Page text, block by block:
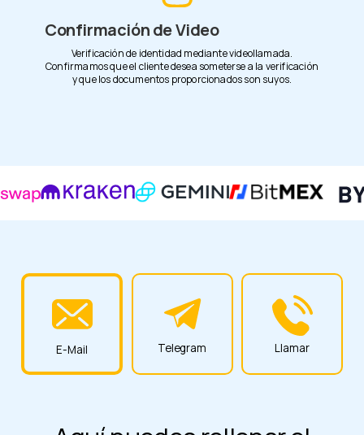
Confirmación de Video
Verificación de identidad mediante videollamada.
Confirmamos que el cliente desea someterse a la verificación
y que los documentos proporcionados son suyos.
E-Mail Telegram Llamar